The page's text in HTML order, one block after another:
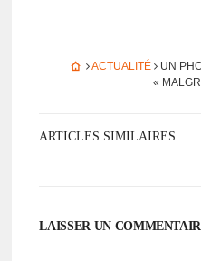
ACTUALITÉ UN
«
ARTICLES SIMILAIRES
LAISSER UN